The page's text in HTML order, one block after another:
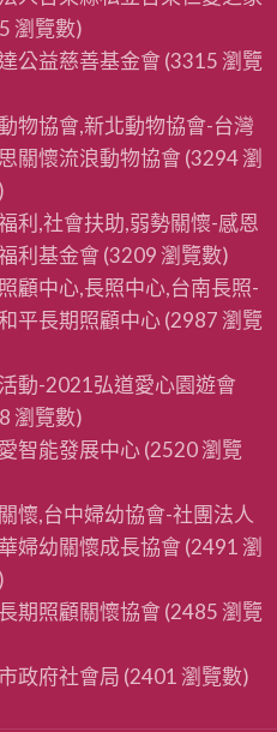
瀏覽數)
公益慈善基金會 (3315 瀏覽
物協會,新北動物協會-台灣
關懷流浪動物協會 (3294 瀏
利,社會扶助,弱勢關懷-感恩
利基金會 (3209 瀏覽數)
顧中心,長照中心,台南長照-
平長期照顧中心(2987 瀏覽
動-2021弘道愛心園遊會
瀏覽數)
智能發展中心(2520 瀏覽
懷,台中婦幼協會-社團法人
婦幼關懷成長協會 (2491 瀏
期照顧關懷協會 (2485 瀏覽
政府社會局 (2401 瀏覽數)